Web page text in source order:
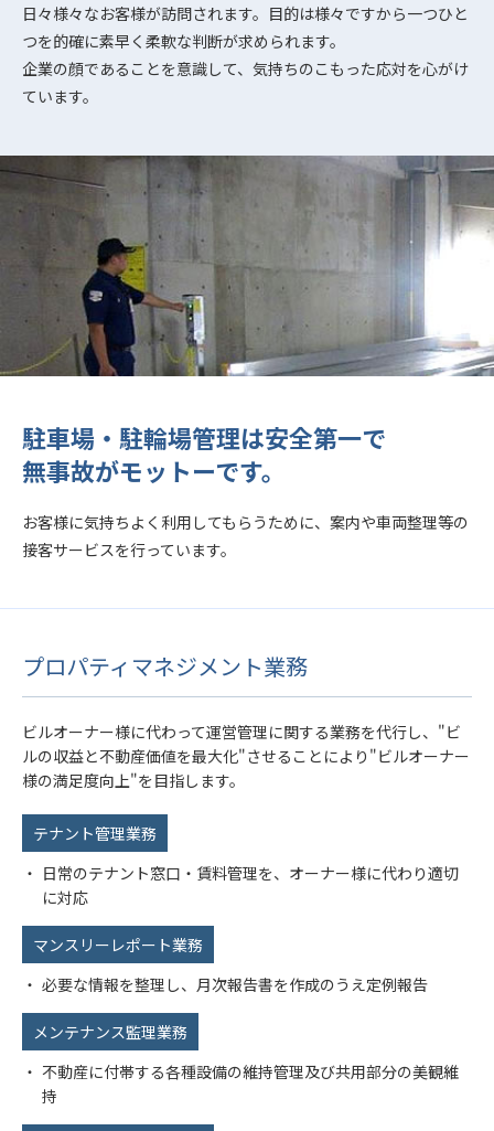
日々様々なお客様が訪問されます。目的は様々ですから一つひと
つを的確に素早く柔軟な判断が求められます。
企業の顔であることを意識して、気持ちのこもった応対を心がけ
ています。
駐車場・駐輪場管理は安全第一で
無事故がモットーです。
お客様に気持ちよく利用してもらうために、案内や車両整理等の
接客サービスを行っています。
プロパティマネジメント業務
ビルオーナー様に代わって運営管理に関する業務を代行し、"ビ
ルの収益と不動産価値を最大化"させることにより"ビルオーナー
様の満足度向上"を目指します。
テナント管理業務
日常のテナント窓口・賃料管理を、オーナー様に代わり適切
に対応
マンスリーレポート業務
必要な情報を整理し、月次報告書を作成のうえ定例報告
メンテナンス監理業務
不動産に付帯する各種設備の維持管理及び共用部分の美観維
持